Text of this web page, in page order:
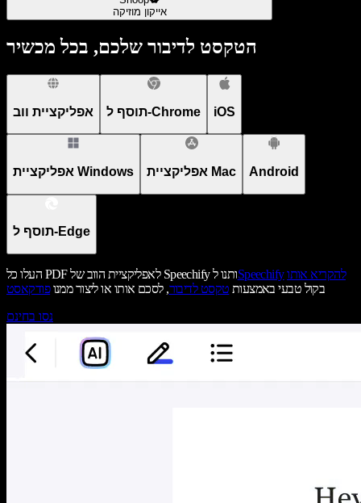
אייקון מוזיקה
הטקסט לדיבור שלכם, בכל מכשיר
אפליקציית ווב תוסף ל-Chrome iOS
אפליקציית Windows אפליקציית Mac Android
תוסף ל-Edge
העלו כל PDF לאפליקציית הווב של Speechify ותנו לSpeechify להקריא אותו
בקול טבעי באמצעות טקסט לדיבור, לסכם אותו או ליצור ממנופודקאסט
נסו בחינם